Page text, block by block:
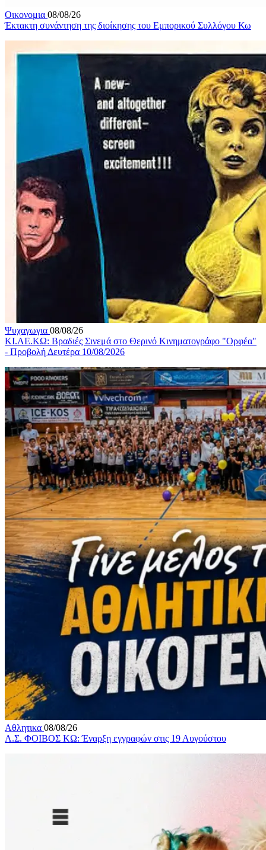
Οικονομια 08/08/26
Έκτακτη συνάντηση της διοίκησης του Εμπορικού Συλλόγου Κω
Ψυχαγωγια 08/08/26
ΚΙ.ΛΕ.ΚΩ: Βραδιές Σινεμά στο Θερινό Κινηματογράφο "Ορφέα"
- Προβολή Δευτέρα 10/08/2026
Αθλητικα 08/08/26
Α.Σ. ΦΟΙΒΟΣ ΚΩ: Έναρξη εγγραφών στις 19 Αυγούστου